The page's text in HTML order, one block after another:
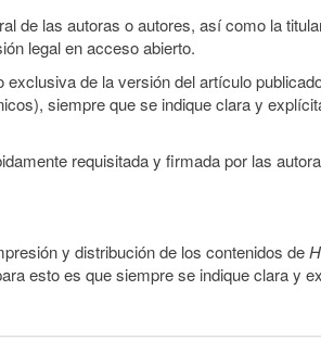
de las autoras o autores, así como la
legal en acceso abierto.
de la versión del artículo
siempre que se indique clara y
requisitada y firmada por las
y distribución de los contenidos de
esto es que siempre se indique clara y